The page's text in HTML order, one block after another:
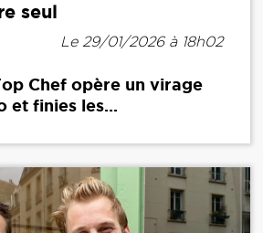
seul
Le 29/01/2026 à 18h02
Chef opère un virage
et finies les...